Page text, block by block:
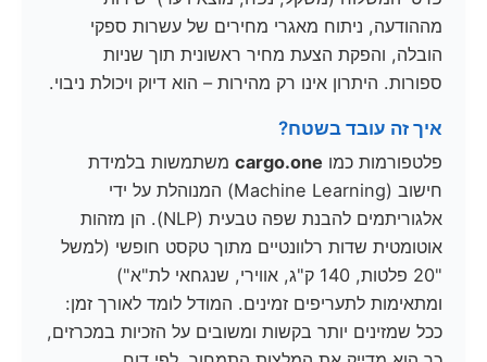
מההודעה, ניתוח מאגרי מחירים של עשרות ספקי
הובלה, והפקת הצעת מחיר ראשונית תוך שניות
ספורות. היתרון אינו רק מהירות – הוא דיוק ויכולת ניבוי.
איך זה עובד בשטח?
פלטפורמות כמו cargo.oneמשתמשות בלמידת
חישוב (Machine Learning) המנוהלת על ידי
אלגוריתמים להבנת שפה טבעית (NLP). הן מזהות
אוטומטית שדות רלוונטיים מתוך טקסט חופשי (למשל
"20 פלטות, 140 ק"ג, אווירי, שנגחאי לת"א")
ומתאימות לתעריפים זמינים. המודל לומד לאורך זמן:
ככל שמזינים יותר בקשות ומשובים על הזכיות במכרזים,